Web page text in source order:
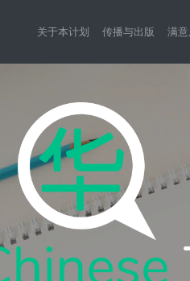
关于本计划 传播与出版 满